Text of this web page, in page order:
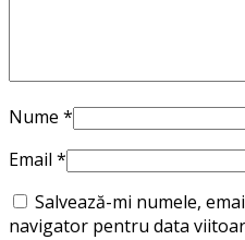
Nume *
Email *
Salvează-mi numele,
navigator pentru data